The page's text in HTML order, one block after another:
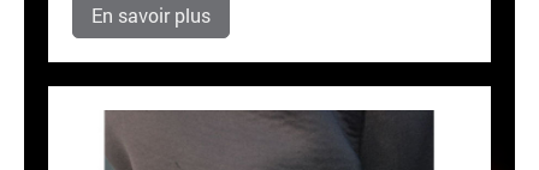
En savoir plus